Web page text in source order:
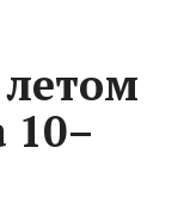
10–